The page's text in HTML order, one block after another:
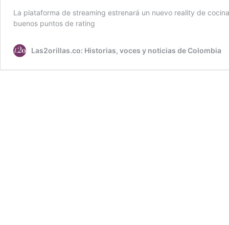
La plataforma de streaming estrenará un nuevo reality de
buenos puntos de rating
Las2orillas.co: Historias, voces y noticias de Colombia